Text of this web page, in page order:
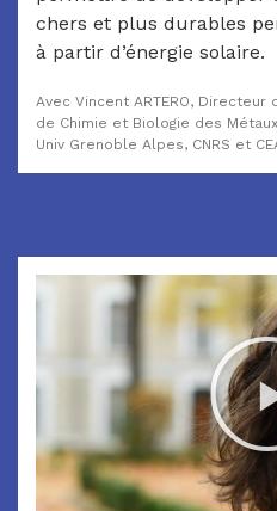
chers et plus durables
à partir d’énergie solaire.
Avec Vincent ARTERO,
de Chimie et Biologie des
Univ Grenoble Alpes, CNRS et